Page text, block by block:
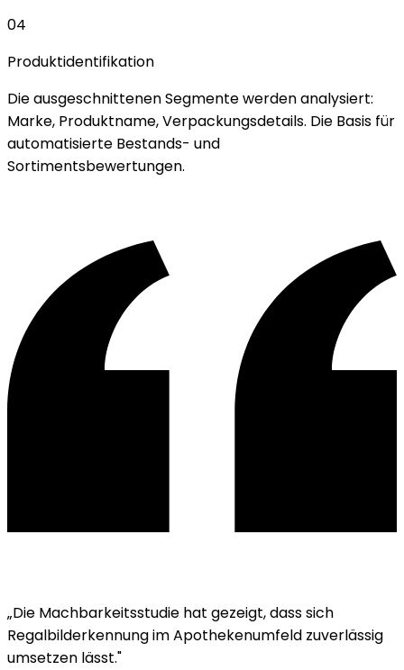
04
Produktidentifikation
Die ausgeschnittenen Segmente werden analysiert:
Marke, Produktname, Verpackungsdetails. Die Basis für
automatisierte Bestands- und
Sortimentsbewertungen.
„Die Machbarkeitsstudie hat gezeigt, dass sich
Regalbilderkennung im Apothekenumfeld zuverlässig
umsetzen lässt."